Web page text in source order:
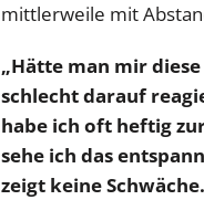
mittlerweile mit
„Hätte man mir
schlecht darauf
habe ich oft heftig
sehe ich das
zeigt keine